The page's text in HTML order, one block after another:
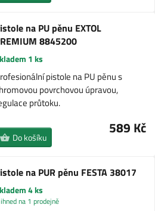
na PU pěnu EXTOL
8845200
1 ks
pistole na PU pěnu s
povrchovou úpravou,
průtoku.
589 Kč
Do košíku
na PUR pěnu FESTA 38017
4 ks
na 1 prodejně